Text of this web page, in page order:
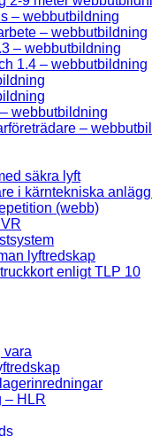
– webbutbildning
– webbutbildning
– webbutbildning
1.4 – webbutbildning
webbutbildning
–
säkra lyft
i kärntekniska
(webb)
lyftredskap
enligt TLP 10
vara
– HLR